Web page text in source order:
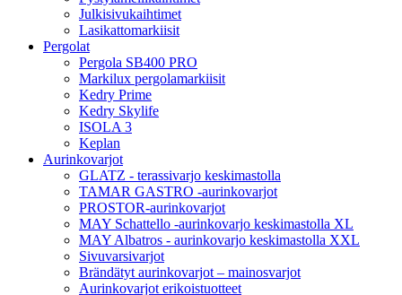
Julkisivukaihtimet
Lasikattomarkiisit
Pergolat
Pergola SB400 PRO
Markilux pergolamarkiisit
Kedry Prime
Kedry Skylife
ISOLA 3
Keplan
Aurinkovarjot
GLATZ - terassivarjo keskimastolla
TAMAR GASTRO -aurinkovarjot
PROSTOR-aurinkovarjot
MAY Schattello -aurinkovarjo keskimastolla XL
MAY Albatros - aurinkovarjo keskimastolla XXL
Sivuvarsivarjot
Brändätyt aurinkovarjot – mainosvarjot
Aurinkovarjot erikoistuotteet